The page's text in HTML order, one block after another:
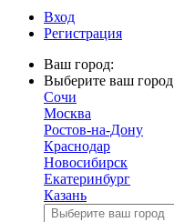
Вход
Регистрация
Ваш город:
Выберите ваш город
Сочи
Москва
Ростов-на-Дону
Краснодар
Новосибирск
Екатеринбург
Казань